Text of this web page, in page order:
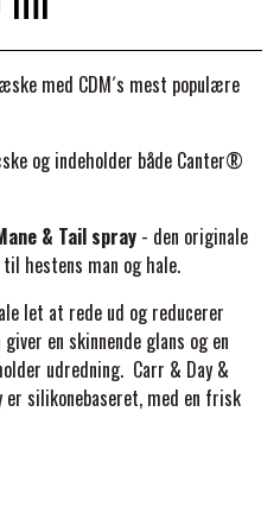
VOKSNE
JUNIOR
& TREATS
& FOLD
KUSK
& DÆKKEN
& RIDEDÆKKEN
& INFRARØD
& TRÆKTOV
& TILBEHØR
& MARTIN
TITANIUM®
med CDM´s mest populære
og indeholder både Canter®
& Tail spray - den originale
hestens man og hale.
let at rede ud og reducerer
giver en skinnende glans og en
udredning. Carr & Day &
er silikonebaseret, med en frisk